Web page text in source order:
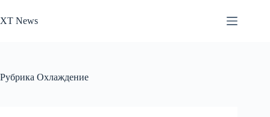
к
сути
XT News
Рубрика Охлаждение